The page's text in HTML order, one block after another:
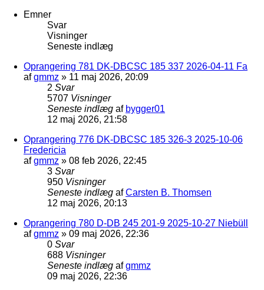
Emner
Svar
Visninger
Seneste indlæg
Oprangering 781 DK-DBCSC 185 337 2026-04-11 Fa
afgmmz » 11 maj 2026, 20:09
2 Svar
5707 Visninger
Seneste indlæg af bygger01
12 maj 2026, 21:58
Oprangering 776 DK-DBCSC 185 326-3 2025-10-06
Fredericia
afgmmz » 08 feb 2026, 22:45
3 Svar
950 Visninger
Seneste indlæg afCarsten B. Thomsen
12 maj 2026, 20:13
Oprangering 780 D-DB 245 201-9 2025-10-27 Niebüll
afgmmz » 09 maj 2026, 22:36
0 Svar
688 Visninger
Seneste indlæg afgmmz
09 maj 2026, 22:36